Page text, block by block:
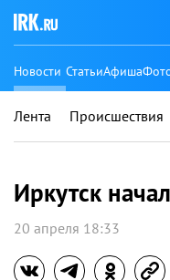
Новости СтатьиАфиша
Лента Происшествия
Иркутск
20 апреля 18:33